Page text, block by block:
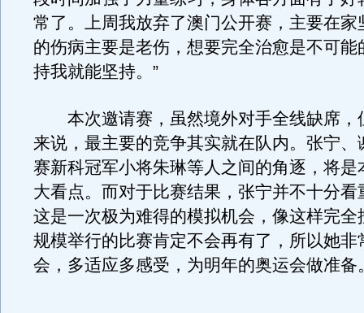
常了。上周我放弃了澳门公开赛，主要在家
的伤病主要是老伤，想要完全治愈是不可能
持我就能坚持。”
本次邀请赛，虽然境外对手全线缺席，
来说，最主要的竞争其实就在队内。张宁、
赛新科冠军小将朱琳等人之间的角逐，将是
大看点。而对于比赛结果，张宁并不十分看
这是一次极为难得的模拟机会，像这样完全
规模举行的比赛肯定不会再有了，所以她非
会，多适应多感受，为明年的奥运会做准备